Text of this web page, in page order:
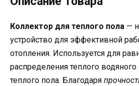
Коллектор для теплого пола —
устройство для эффективной
отопления. Используется для
распределения теплого
теплого пола. Благодаря